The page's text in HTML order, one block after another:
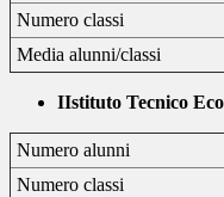
Numero classi
Media alunni/classi
IIstituto Tecnico
Numero alunni
Numero classi